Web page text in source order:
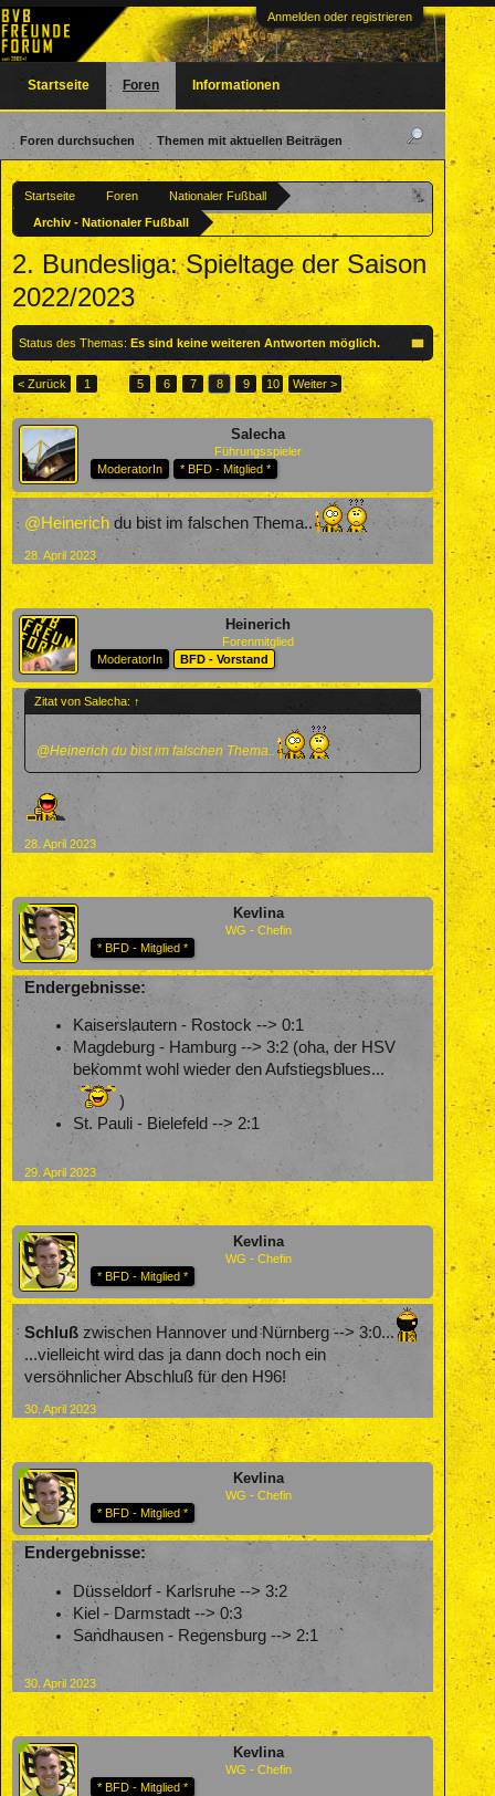
Anmelden oder registrieren
Startseite Foren
Nationaler Fußball
Archiv - Nationaler Fußball
2. Bundesliga: Spieltage der Saison
2022/2023
Status des Themas: Es sind keine weiteren Antworten möglich.
< Zurück 1 ← 5 6 7 8 9 10 Weiter >
Salecha
Führungsspieler
ModeratorIn
* BFD - Mitglied *
@Heinerich du bist im falschen Thema..
28. April 2023
Heinerich
Forenmitglied
ModeratorIn
BFD - Vorstand
Zitat von Salecha: ↑
@Heinerich du bist im falschen Thema..
28. April 2023
Kevlina
WG - Chefin
* BFD - Mitglied *
Endergebnisse:
Kaiserslautern - Rostock --> 0:1
Magdeburg - Hamburg --> 3:2 (oha, der HSV
bekommt wohl wieder den Aufstiegsblues...
)
St. Pauli - Bielefeld --> 2:1
29. April 2023
Kevlina
WG - Chefin
* BFD - Mitglied *
Schluß zwischen Hannover und Nürnberg --> 3:0...
...vielleicht wird das ja dann doch noch ein
versöhnlicher Abschluß für den H96!
30. April 2023
Kevlina
WG - Chefin
* BFD - Mitglied *
Endergebnisse:
Düsseldorf - Karlsruhe --> 3:2
Kiel - Darmstadt --> 0:3
Sandhausen - Regensburg --> 2:1
30. April 2023
Kevlina
WG - Chefin
* BFD - Mitglied *
Startseite Foren
Foren durchsuchen Themen mit aktuellen Beiträgen
Informationen